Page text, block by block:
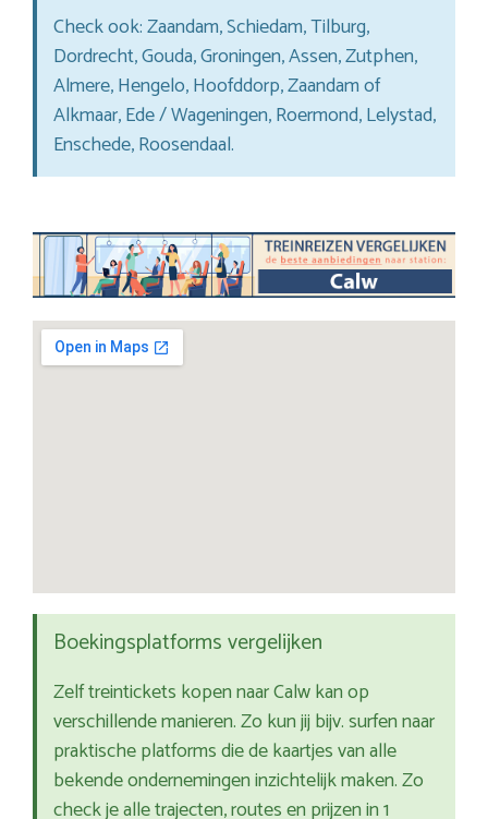
Check ook: Zaandam, Schiedam, Tilburg,
Dordrecht, Gouda, Groningen, Assen, Zutphen,
Almere, Hengelo, Hoofddorp, Zaandam of
Alkmaar, Ede / Wageningen, Roermond, Lelystad,
Enschede, Roosendaal.
Boekingsplatforms vergelijken
Zelf treintickets kopen naar Calw kan op
verschillende manieren. Zo kun jij bijv. surfen naar
praktische platforms die de kaartjes van alle
bekende ondernemingen inzichtelijk maken. Zo
check je alle trajecten, routes en prijzen in 1